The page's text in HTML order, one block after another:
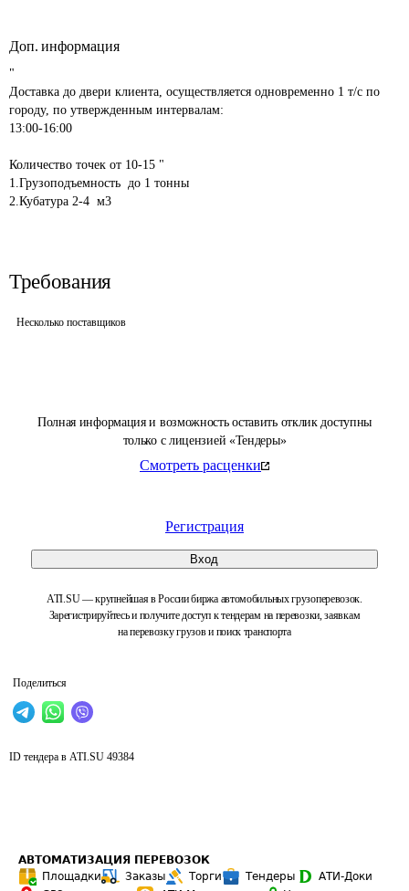
Полная информация и возможность оставить отклик доступны
только с лицензией «Тендеры»
Смотреть расценки
Регистрация
Вход
ATI.SU — крупнейшая в России биржа автомобильных грузоперевозок.
Зарегистрируйтесь и получите доступ к тендерам на перевозки, заявкам
на перевозку грузов и поиск транспорта
Поделиться
Доп. информация
"
Доставка до двери клиента, осуществляется одновременно 1 т/с по
городу, по утвержденным интервалам:
13:00-16:00
Количество точек от 10-15 "
1.Грузоподъемность  до 1 тонны
Требования
Несколько поставщиков
ID тендера в ATI.SU 49384
АВТОМАТИЗАЦИЯ ПЕРЕВОЗОК
Площадки
Заказы Торги Тендеры
АТИ-Доки